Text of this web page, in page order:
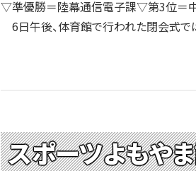
▽準優勝＝陸幕通信電子課▽第3位＝中
6日午後、体育館で行われた閉会式で
スポーツよもや